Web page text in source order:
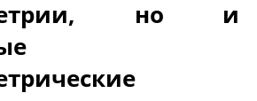
но и